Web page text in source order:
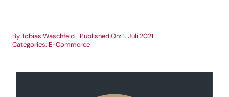
ByTobias Waschfeld
Published On: 1. Juli 2021
Categories: E-Commerce